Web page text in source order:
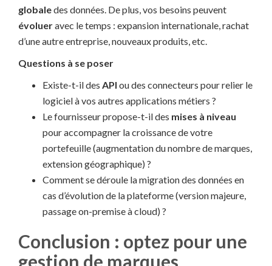
globaledes données. De plus, vos besoins peuvent
évolueravec le temps : expansion internationale, rachat
d’une autre entreprise, nouveaux produits, etc.
Questions à se poser
Existe-t-il des API ou des connecteurs pour relier le
logiciel à vos autres applications métiers ?
Le fournisseur propose-t-il des mises à niveau
pour accompagner la croissance de votre
portefeuille (augmentation du nombre de marques,
extension géographique) ?
Comment se déroule la migration des données en
cas d’évolution de la plateforme (version majeure,
passage on-premise à cloud) ?
Conclusion : optez pour une
gestion de marques